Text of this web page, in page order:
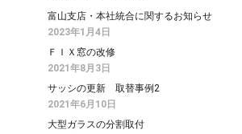
富山支店・本社統合に関するお知らせ
2023年1月4日
ＦＩＸ窓の改修
2021年8月3日
サッシの更新 取替事例2
2021年6月10日
大型ガラスの分割取付